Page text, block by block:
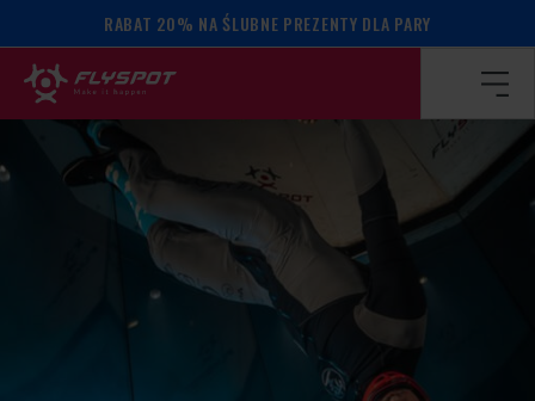
RABAT 20% NA ŚLUBNE PREZENTY DLA PARY
Strona główna / Kalendarz wydarzeń / David Ferrera camp!